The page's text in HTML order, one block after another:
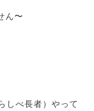
ん〜
しべ長者）やって